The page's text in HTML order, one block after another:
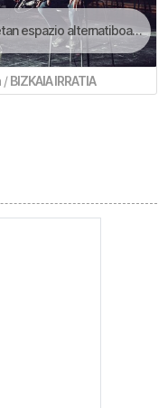
sortzeaz ari dira lan honetan | Kultura
/BIZKAIA IRRATIA